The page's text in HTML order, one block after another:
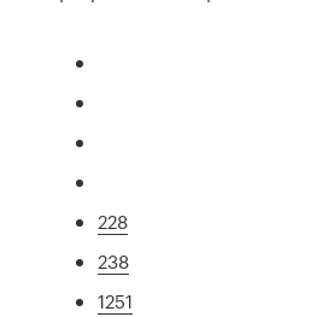
228
238
1251